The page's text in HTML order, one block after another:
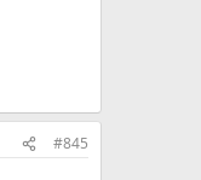
#845